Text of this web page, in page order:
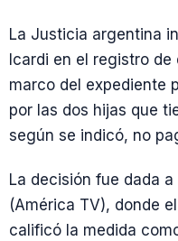
La Justicia argentina
Icardi en el registro
marco del expediente
por las dos hijas que
según se indicó, no
La decisión fue dada
(América TV), donde
calificó la medida